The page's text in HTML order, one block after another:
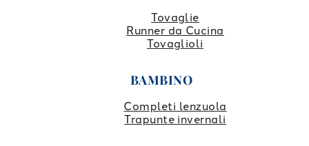
Tovaglie
Runner da Cucina
Tovaglioli
BAMBINO
Completi lenzuola
Trapunte invernali